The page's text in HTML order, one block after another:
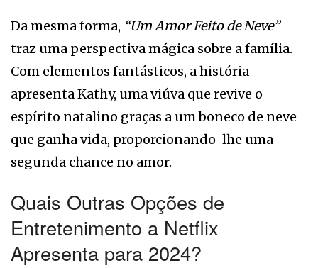
Da mesma forma, “Um Amor Feito de Neve”
traz uma perspectiva mágica sobre a família.
Com elementos fantásticos, a história
apresenta Kathy, uma viúva que revive o
espírito natalino graças a um boneco de neve
que ganha vida, proporcionando-lhe uma
segunda chance no amor.
Quais Outras Opções de
Entretenimento a Netflix
Apresenta para 2024?